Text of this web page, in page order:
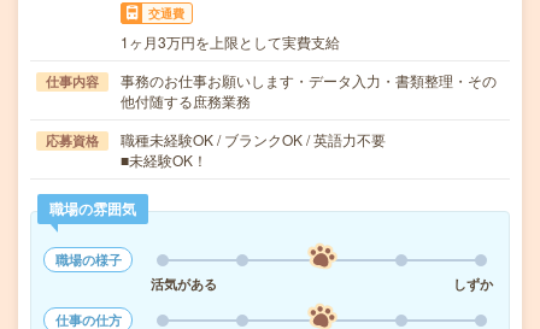
交通費
1ヶ月3万円を上限として実費支給
仕事内容
事務のお仕事お願いします・データ入力・書類整理・その
他付随する庶務業務
応募資格
職種未経験OK / ブランクOK / 英語力不要
■未経験OK！
職場の雰囲気
職場の様子
活気がある
しずか
仕事の仕方